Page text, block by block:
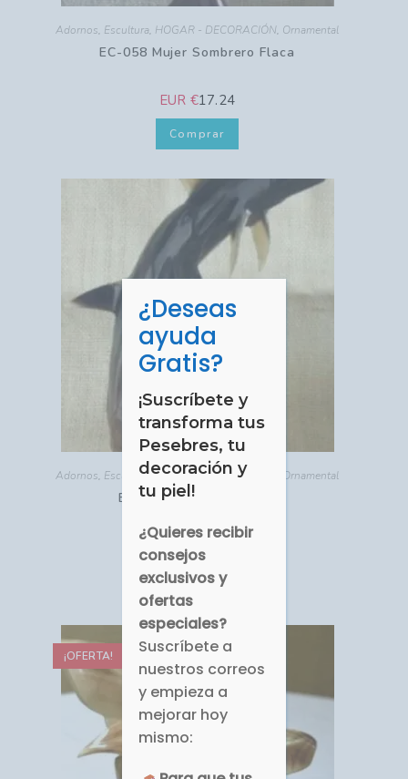
Adornos, Escultura, HOGAR - DECORACIÓN, Ornamental
EC-058 Mujer Sombrero Flaca
EUR €17.24
Comprar
Adornos, Escultura,HOGAR - DECORACIÓN Ornamental
EC-082 Delfín en Cacho
EUR €
Comprar
¡OFERTA!
¿Deseas
ayuda
Gratis?
¡Suscríbete y
transforma tus
Pesebres, tu
decoración y
tu piel!
¿Quieres recibir
consejos
exclusivos y
ofertas
especiales?
Suscríbete a
nuestros correos
y empieza a
mejorar hoy
mismo:
Para que tus
Pesebres sean
únicos y llenos
de magia
Para
perfeccionar tu
CERRAR